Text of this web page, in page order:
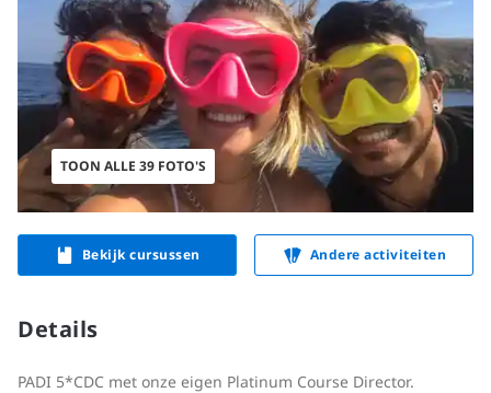
TOON ALLE 39 FOTO'S
Bekijk cursussen Andere activiteiten
Details
PADI 5*CDC met onze eigen Platinum Course Director.